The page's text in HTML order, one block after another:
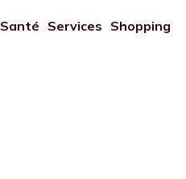
Santé Services Shopping